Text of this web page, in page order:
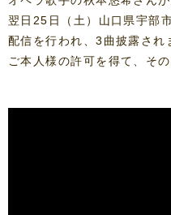
翌日25日（土）山口県宇部
配信を行われ、3曲披露され
ご本人様の許可を得て、そ